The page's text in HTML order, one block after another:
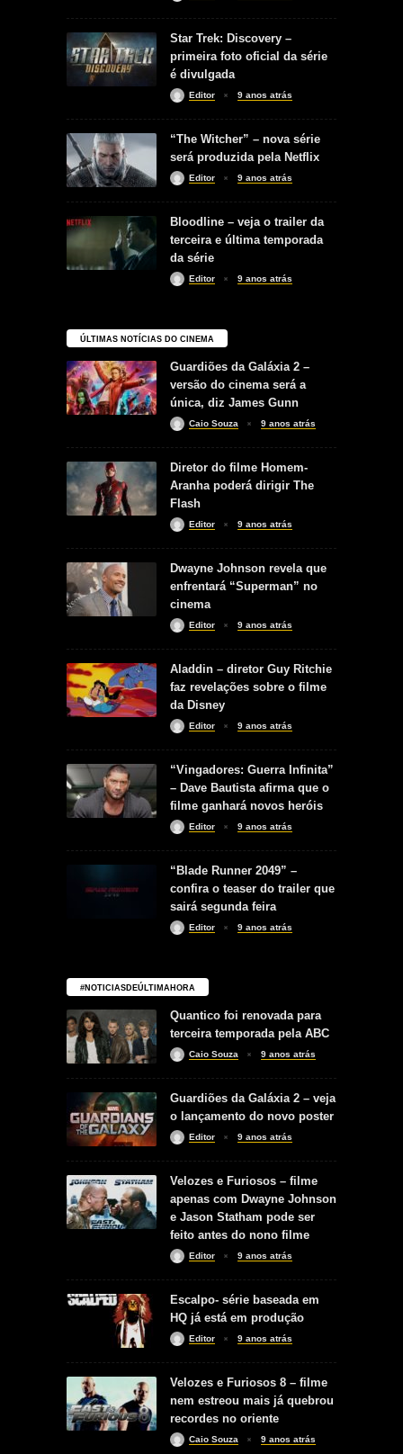
Star Trek: Discovery –
primeira foto oficial da série
é divulgada
Editor 9 anos atrás
“The Witcher” – nova série
será produzida pela Netflix
Editor 9 anos atrás
Bloodline – veja o trailer da
terceira e última temporada
da série
Editor 9 anos atrás
ÚLTIMAS NOTÍCIAS DO CINEMA
Guardiões da Galáxia 2 –
versão do cinema será a
única, diz James Gunn
Caio Souza 9 anos atrás
Diretor do filme Homem-
Aranha poderá dirigir The
Flash
Editor 9 anos atrás
Dwayne Johnson revela que
enfrentará “Superman” no
cinema
Editor 9 anos atrás
Aladdin – diretor Guy Ritchie
faz revelações sobre o filme
da Disney
Editor 9 anos atrás
“Vingadores: Guerra Infinita”
– Dave Bautista afirma que o
filme ganhará novos heróis
Editor 9 anos atrás
“Blade Runner 2049” –
confira o teaser do trailer que
sairá segunda feira
Editor 9 anos atrás
#NOTICIASDEÚLTIMAHORA
Quantico foi renovada para
terceira temporada pela ABC
Caio Souza 9 anos atrás
Guardiões da Galáxia 2 – veja
o lançamento do novo poster
Editor 9 anos atrás
Velozes e Furiosos – filme
apenas com Dwayne Johnson
e Jason Statham pode ser
feito antes do nono filme
Editor 9 anos atrás
Escalpo- série baseada em
HQ já está em produção
Editor 9 anos atrás
Velozes e Furiosos 8 – filme
nem estreou mais já quebrou
recordes no oriente
Caio Souza 9 anos atrás